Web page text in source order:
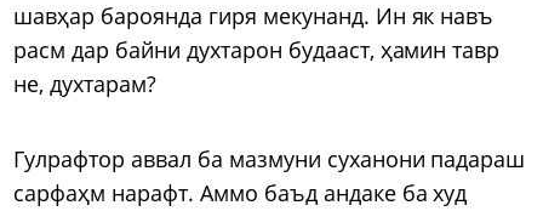
шавҳар бароянда гиря мекунанд. Ин як навъ
расм дар байни духтарон будааст, ҳамин тавр
не, духтарам?
Гулрафтор аввал ба мазмуни суханони падараш
сарфаҳм нарафт. Аммо баъд андаке ба худ